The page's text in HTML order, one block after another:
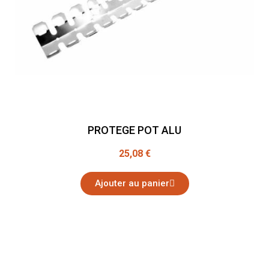
PROTEGE POT ALU
25,08 €
Ajouter au panier